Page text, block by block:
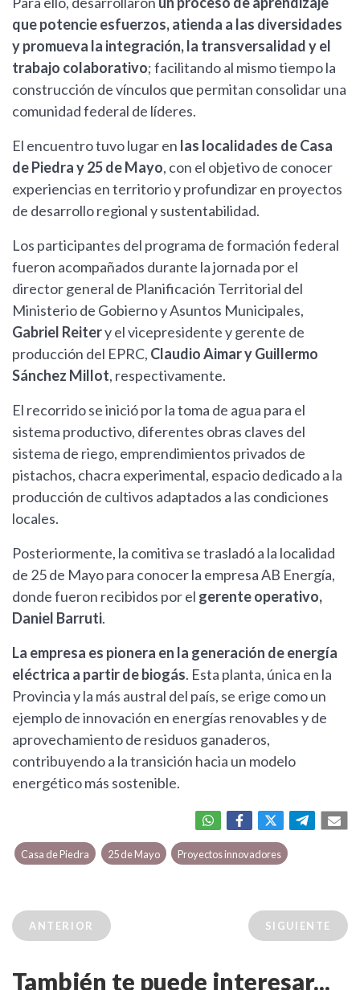
que potencie esfuerzos, atienda a las diversidades
y promueva la integración, la transversalidad y el
trabajo colaborativo; facilitando al mismo tiempo la
construcción de vínculos que permitan consolidar una
comunidad federal de líderes.
El encuentro tuvo lugar en las localidades de Casa
de Piedra y 25 de Mayo, con el objetivo de conocer
experiencias en territorio y profundizar en proyectos
de desarrollo regional y sustentabilidad.
Los participantes del programa de formación federal
fueron acompañados durante la jornada por el
director general de Planificación Territorial del
Ministerio de Gobierno y Asuntos Municipales,
Gabriel Reitery el vicepresidente y gerente de
producción del EPRC, Claudio Aimar y Guillermo
Sánchez Millot, respectivamente.
El recorrido se inició por la toma de agua para el
sistema productivo, diferentes obras claves del
sistema de riego, emprendimientos privados de
pistachos, chacra experimental, espacio dedicado a la
producción de cultivos adaptados a las condiciones
locales.
Posteriormente, la comitiva se trasladó a la localidad
de 25 de Mayo para conocer la empresa AB Energía,
donde fueron recibidos por el gerente operativo,
Daniel Barruti.
La empresa es pionera en la generación de energía
eléctrica a partir de biogás. Esta planta, única en la
Provincia y la más austral del país, se erige como un
ejemplo de innovación en energías renovables y de
aprovechamiento de residuos ganaderos,
contribuyendo a la transición hacia un modelo
energético más sostenible.
Casa de Piedra 25 de Mayo Proyectos innovadores
ANTERIOR SIGUIENTE
También te puede interesar...